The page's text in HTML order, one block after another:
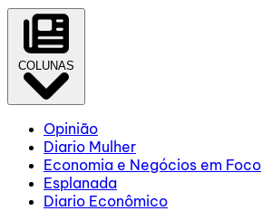
COLUNAS
Opinião
Diario Mulher
Economia e Negócios em Foco
Esplanada
Diario Econômico